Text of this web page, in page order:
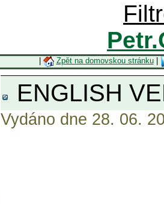
Zpět na domovskou stránku|
ENGLISH
Vydáno dne 28. 06.